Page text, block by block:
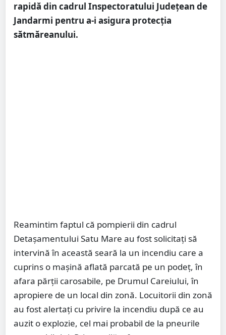
rapidă din cadrul Inspectoratului Județean de
Jandarmi pentru a-i asigura protecția
sătmăreanului.
Reamintim faptul că pompierii din cadrul
Detașamentului Satu Mare au fost solicitați să
intervină în această seară la un incendiu care a
cuprins o mașină aflată parcată pe un podeț, în
afara părții carosabile, pe Drumul Careiului, în
apropiere de un local din zonă. Locuitorii din zonă
au fost alertați cu privire la incendiu după ce au
auzit o explozie, cel mai probabil de la pneurile